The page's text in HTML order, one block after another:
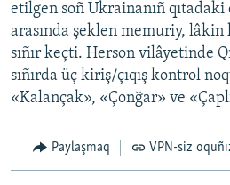
etilgen soñ Ukrainanıñ qıtadaki
arasında şeklen memuriy,
sıñır keçti. Herson vilâyetinde
sıñırda üç kiriş/çıqış kontrol
«Kalançak», «Çonğar» ve
Paylaşmaq VPN-siz